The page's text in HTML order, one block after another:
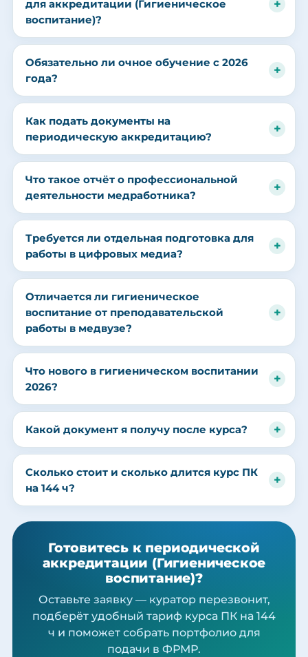
для аккредитации (Гигиеническое
воспитание)?
Обязательно ли очное обучение с 2026
года?
Как подать документы на
периодическую аккредитацию?
Что такое отчёт о профессиональной
деятельности медработника?
Требуется ли отдельная подготовка для
работы в цифровых медиа?
Отличается ли гигиеническое
воспитание от преподавательской
работы в медвузе?
Что нового в гигиеническом воспитании
2026?
Какой документ я получу после курса?
Сколько стоит и сколько длится курс ПК
на 144 ч?
Готовитесь к периодической
аккредитации (Гигиеническое
воспитание)?
Оставьте заявку — куратор перезвонит,
подберёт удобный тариф курса ПК на 144
ч и поможет собрать портфолио для
подачи в ФРМР.